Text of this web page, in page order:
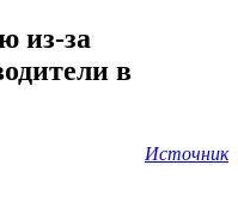
из-за
в
Источник